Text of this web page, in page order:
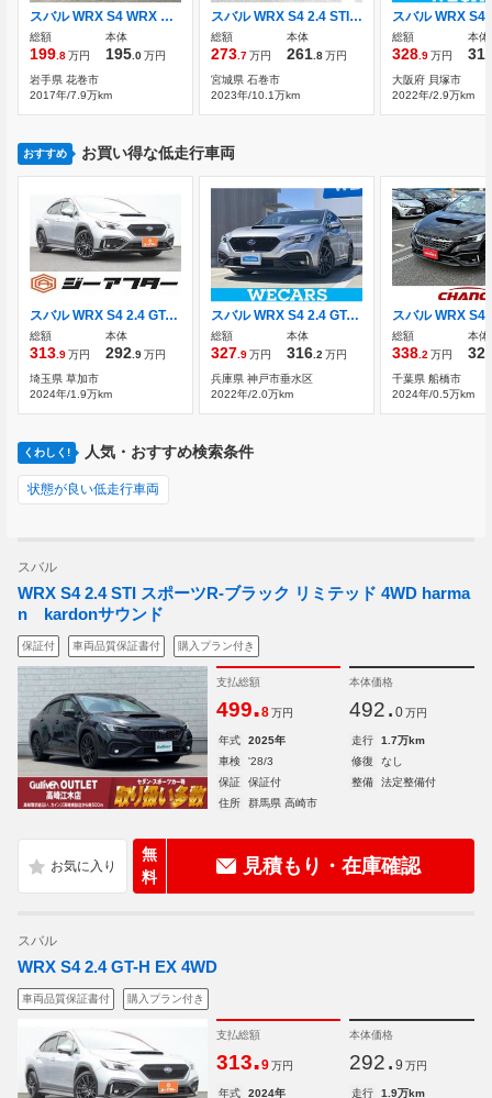
スバル WRX S4 WRX S4 2.0 tS バックカメラ/ナビ/ETC/HKS車高調/BBS純正1
総額
199 .8万円
本体
195 .0万円
岩手県 花巻市
2017年/7.9万km
スバル WRX S4 2.4 STI スポーツR EX 4WD
総額
273 .7万円
本体
261 .8万円
宮城県 石巻市
2023年/10.1万km
総額
328 .9万円
本体
大阪府 貝塚市
2022年/2.9万km
おすすめ お買い得な低走行車両
スバル WRX S4 2.4 GT-H EX 4WD
総額
313.9万円
本体
292.9万円
埼玉県 草加市
2024年/1.9万km
スバル WRX S4 2.4 GT-H EX 4WD 純正 11.6インチ SDナビ/アイサイト/シート
総額
327.9万円
本体
316.2万円
兵庫県 神戸市垂水区
2022年/2.0万km
総額
338.2万円
本体
千葉県 船橋市
2024年/0.5万km
くわしく! 人気・おすすめ検索条件
状態が良い低走行車両
スバル
WRX S4 2.4 STI スポーツR-ブラック リミテッド 4WD harma
n kardonサウンド
保証付 車両品質保証書付 購入プラン付き
支払総額
499.8 万円
本体価格
492. 0 万円
年式 2025年 走行
1.7万km
車検
'28/3 修復
なし
保証
保証付 整備
法定整備付
住所
群馬県 高崎市
無
料
見積もり・在庫確認
スバル
WRX S4 2.4 GT-H EX 4WD
車両品質保証書付 購入プラン付き
支払総額
313.9 万円
本体価格
292. 9 万円
年式 2024年 走行 1.9万km